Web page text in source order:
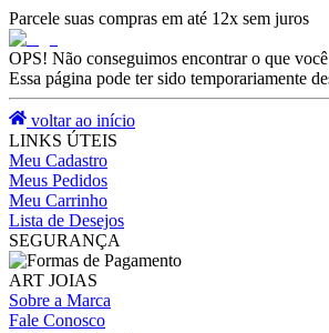
Parcele suas compras em até 12x sem juros
OPS! Não conseguimos encontrar o que
Essa página pode ter sido temporariamente
voltar ao início
LINKS ÚTEIS
Meu Cadastro
Meus Pedidos
Meu Carrinho
Lista de Desejos
SEGURANÇA
ART JOIAS
Sobre a Marca
Fale Conosco